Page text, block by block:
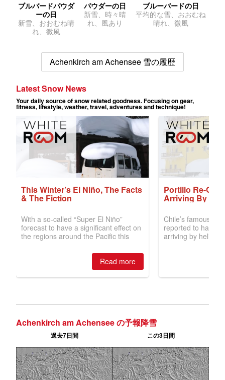
ブルバードパウダ
ーの日
新雪、おおむね晴
れ、微風
パウダーの日
新雪、時々晴
れ、風あり
ブルーバードの日
平均的な雪、おおむね
晴れ、微風
Achenkirch am Achensee 雪の履歴
Achenkirch am Achensee の予報降雪
過去7日間 この3日間